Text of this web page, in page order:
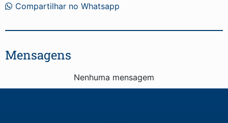
Compartilhar no Whatsapp
Mensagens
Nenhuma mensagem